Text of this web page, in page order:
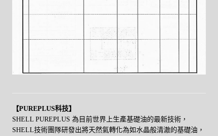
【PUREPLUS科技】
SHELL PUREPLUS 為目前世界上生產基礎油的最新技術，
SHELL技術團隊研發出將天然氣轉化為如水晶般清澈的基礎油，